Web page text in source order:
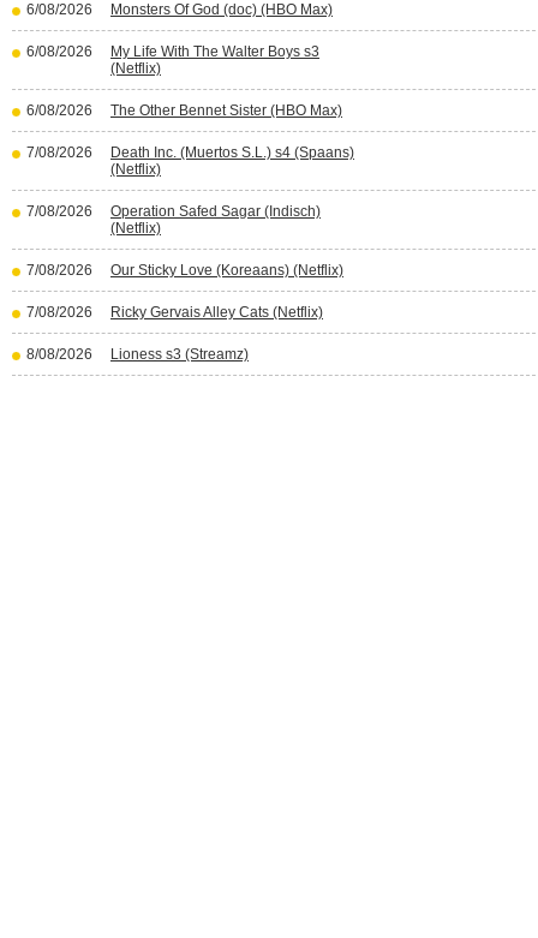
6/08/2026 Monsters Of God (doc) (HBO Max)
6/08/2026
My Life With The Walter Boys s3
(Netflix)
6/08/2026 The Other Bennet Sister (HBO Max)
7/08/2026
Death Inc. (Muertos S.L.) s4 (Spaans)
(Netflix)
7/08/2026
Operation Safed Sagar (Indisch)
(Netflix)
7/08/2026 Our Sticky Love (Koreaans) (Netflix)
7/08/2026 Ricky Gervais Alley Cats (Netflix)
8/08/2026 Lioness s3 (Streamz)